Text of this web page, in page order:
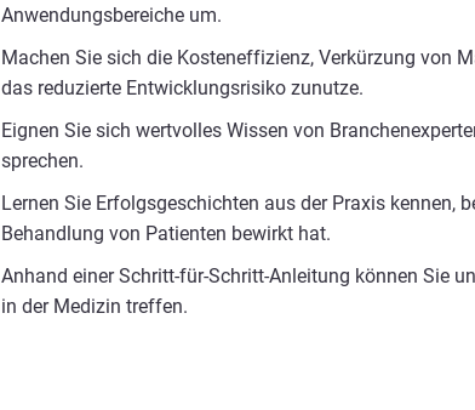
Anwendungsbereiche um.
Machen Sie sich die Kosteneffizienz, Verkürzung von
das reduzierte Entwicklungsrisiko zunutze.
Eignen Sie sich wertvolles Wissen von
sprechen.
Lernen Sie Erfolgsgeschichten aus der Praxis kennen,
Behandlung von Patienten bewirkt hat.
Anhand einer Schritt-für-Schritt-Anleitung können Sie
in der Medizin treffen.